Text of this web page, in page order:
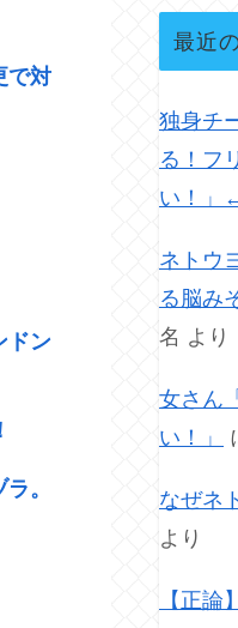
で対
ドン
。
最近
独身チ
る！フ
い！」
ネトウ
る脳み
名 より
女さん
い！」
なぜネ
より
【正